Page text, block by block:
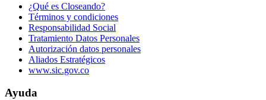
¿Qué es Closeando?
Términos y condiciones
Responsabilidad Social
Tratamiento Datos Personales
Autorización datos personales
Aliados Estratégicos
www.sic.gov.co
Ayuda